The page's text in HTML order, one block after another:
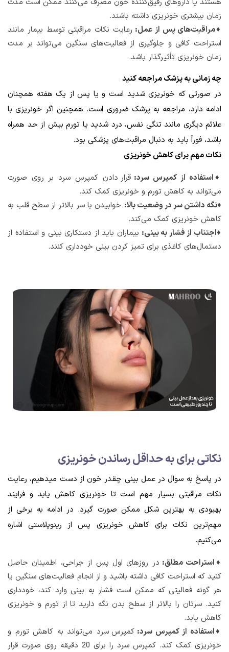
هستند یا داروهای رقیق‌کننده خون مصرف می‌کنند ممکن است مدت
زمان بیشتری خونریزی داشته باشند.
♦مراقبت‌های پس از عمل: رعایت نکات مراقبتی توسط بیمار مانند
استراحت کافی و جلوگیری از فعالیت‌های سنگین می‌تواند بر مدت
زمان خونریزی تأثیرگذار باشد.
چه زمانی به پزشک مراجعه کنید
در صورتی که خونریزی شدید است و یا پس از یک هفته همچنان
ادامه دارد، مراجعه به پزشک ضروری است. همچنین اگر خونریزی با
علائم دیگری مانند تنگی نفس، درد شدید یا تورم بیش از حد همراه
باشد، فوراً باید به دنبال مراقبت‌های پزشکی بود.
نکات مهم برای کاهش خونریزی
♦استفاده از کمپرس سرد:قرار دادن کمپرس سرد بر روی صورت
می‌تواند به کاهش تورم و خونریزی کمک کند.
♦نگه داشتن سر در وضعیت بالا: خوابیدن با سر بالاتر از سطح قلب به
کاهش خونریزی کمک می‌کند.
♦اجتناب از فشار به بینی: بیماران باید از دستکاری بینی و استفاده از
دستمال‌های کاغذی برای تمیز کردن بینی خودداری کنند.
نکاتی برای به حداقل رساندن خونریزی
در پاسخ به سوال در عمل بینی چقدر خون از دست میدهیم، رعایت
نکات مراقبتی بسیار مهم است تا خونریزی کاهش یابد و فرایند
بهبودی به بهترین شکل ممکن صورت گیرد. در ادامه به برخی از
مهم‌ترین نکات برای کاهش خونریزی پس از رینوپلاستی اشاره
می‌کنیم.
♦استراحت مطلق: در روزهای اول پس از جراحی، اطمینان حاصل
کنید که استراحت کافی داشته باشید و از انجام فعالیت‌های سنگین یا
هر گونه فعالیتی که ممکن است فشار به بینی وارد کند، خودداری
کنید. سرتان را بالاتر از سطح بدن نگه دارید تا از تورم و خونریزی
کاهش یابد.
♦استفاده از کمپرس سرد:کمپرس سرد می‌تواند به کاهش تورم و
خونریزی کمک کند. کمپرس سرد را برای 20 دقیقه روی صورت قرار